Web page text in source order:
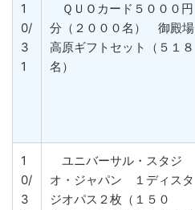
1
0/
3
1
ＱＵＯカード５０００円
分（２０００名） 御殿場
高原ギフトセット（５１８
名）
1
0/
3
ユニバーサル・スタジ
オ・ジャパン １ディスタ
ジオパス２枚（１５０